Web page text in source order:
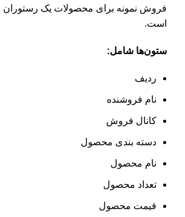
فروش نمونه برای محصولات یک رستوران
است.
ستون‌ها شامل:
ردیف
نام فروشنده
کانال فروش
دسته بندی محصول
نام محصول
تعداد محصول
قیمت محصول